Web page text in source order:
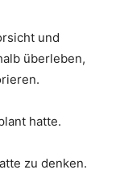
und
überleben,
hatte.
zu denken.